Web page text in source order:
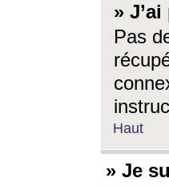
»
Pas
Haut
» Je